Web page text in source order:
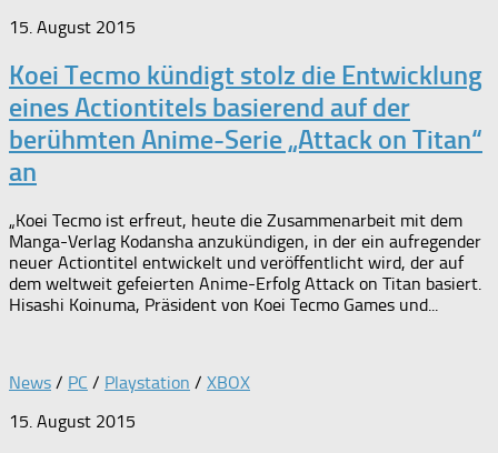
15. August 2015
Koei Tecmo kündigt stolz die Entwicklung
eines Actiontitels basierend auf der
berühmten Anime-Serie „Attack on Titan“
an
„Koei Tecmo ist erfreut, heute die Zusammenarbeit mit dem
Manga-Verlag Kodansha anzukündigen, in der ein aufregender
neuer Actiontitel entwickelt und veröffentlicht wird, der auf
dem weltweit gefeierten Anime-Erfolg Attack on Titan basiert.
Hisashi Koinuma, Präsident von Koei Tecmo Games und...
News / PC / Playstation / XBOX
15. August 2015